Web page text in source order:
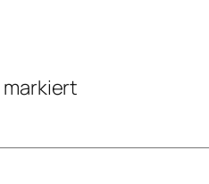
markiert